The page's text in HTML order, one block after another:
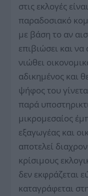
στις εκλογές
παραδοσιακό
με βάση το αν
επιβιώσει και
νιώθει
αδικημένος και
ψήφος του
παρά
μικρομεσαίος
εξαγωγέας και
αποτελεί
κρίσιμους
δεν εκφράζεται
καταγράφεται